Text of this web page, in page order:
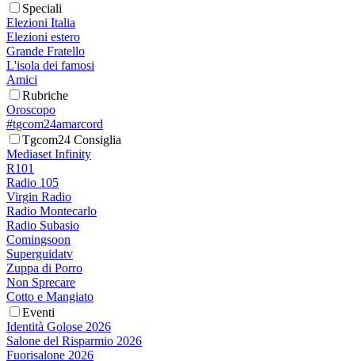
Speciali
Elezioni Italia
Elezioni estero
Grande Fratello
L'isola dei famosi
Amici
Rubriche
Oroscopo
#tgcom24amarcord
Tgcom24 Consiglia
Mediaset Infinity
R101
Radio 105
Virgin Radio
Radio Montecarlo
Radio Subasio
Comingsoon
Superguidatv
Zuppa di Porro
Non Sprecare
Cotto e Mangiato
Eventi
Identità Golose 2026
Salone del Risparmio 2026
Fuorisalone 2026